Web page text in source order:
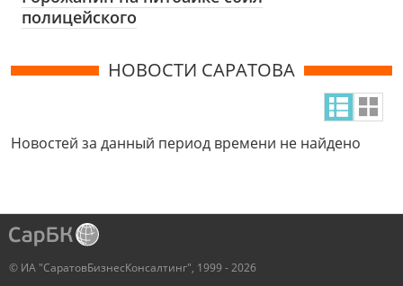
полицейского
НОВОСТИ САРАТОВА
Новостей за данный период времени не найдено
© ИА "СаратовБизнесКонсалтинг", 1999 - 2026